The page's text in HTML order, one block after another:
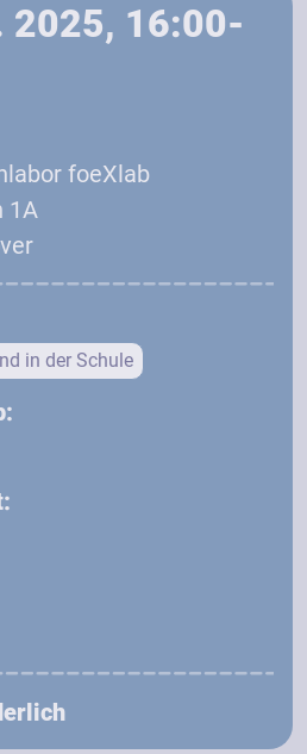
2025, 16:00-
foeXlab
1A
in der Schule